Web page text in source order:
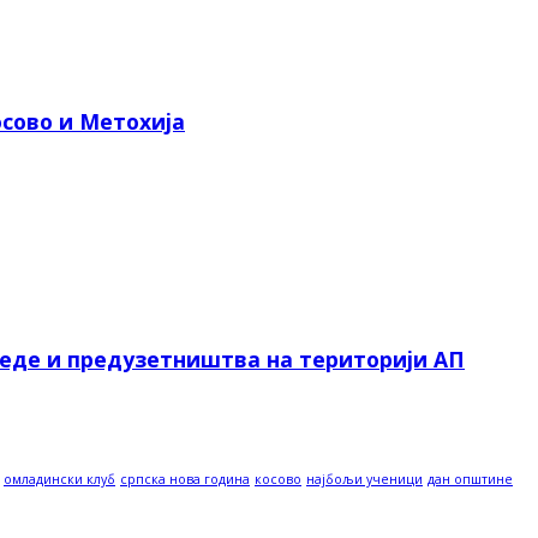
и Метохија
и предузетништва на територији АП
омладински клуб српска нова година косово најбољи ученици дан општине